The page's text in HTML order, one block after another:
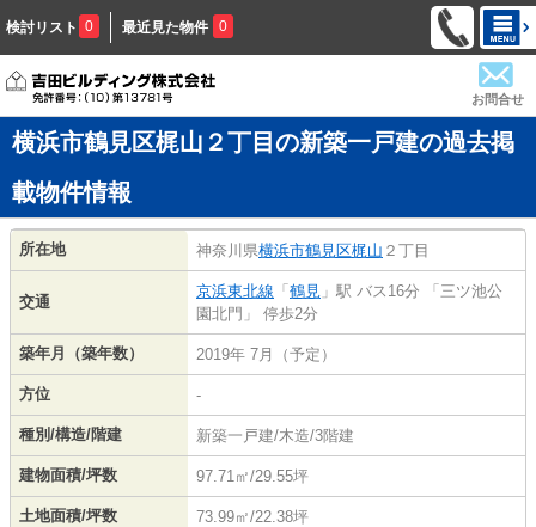
検討リスト 0 最近見た物件 0
お問合せ
横浜市鶴見区梶山２丁目の新築一戸建の過去掲
載物件情報
所在地 神奈川県横浜市鶴見区梶山 ２丁目
交通
京浜東北線 「 鶴見 」駅 バス16分 「三ツ池公
園北門」 停歩2分
築年月（築年数） 2019年 7月（予定）
方位 -
種別/構造/階建 新築一戸建/木造/3階建
建物面積/坪数 97.71㎡/29.55坪
土地面積/坪数 73.99㎡/22.38坪